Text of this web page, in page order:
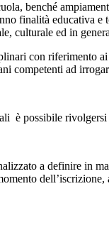
benché
finalità educativa
culturale ed in
con riferimento
competenti ad
è possibile
a definire in